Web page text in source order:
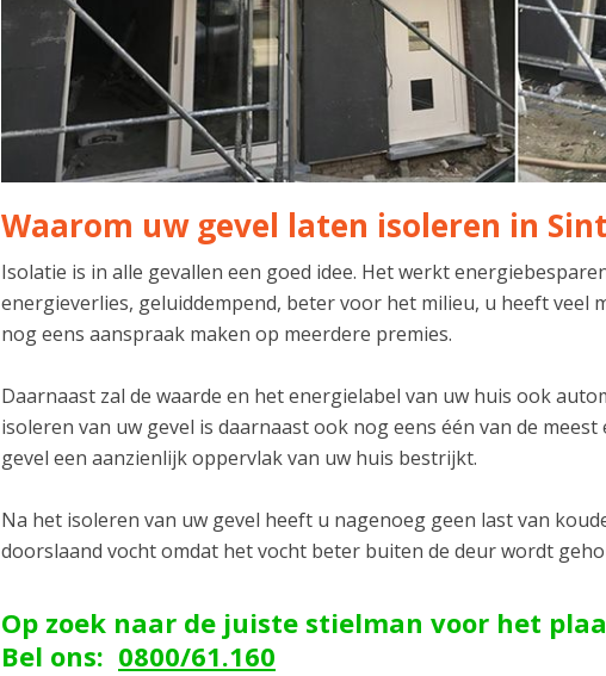
Waarom uw gevel laten isoleren in
Isolatie is in alle gevallen een goed idee. Het werkt
energieverlies, geluiddempend, beter voor het milieu, u heeft
nog eens aanspraak maken op meerdere premies.
Daarnaast zal de waarde en het energielabel van uw huis ook
isoleren van uw gevel is daarnaast ook nog eens één van de
gevel een aanzienlijk oppervlak van uw huis bestrijkt.
Na het isoleren van uw gevel heeft u nagenoeg geen last van
doorslaand vocht omdat het vocht beter buiten de deur wordt
Op zoek naar de juiste stielman voor het
Bel ons: 0800/61.160